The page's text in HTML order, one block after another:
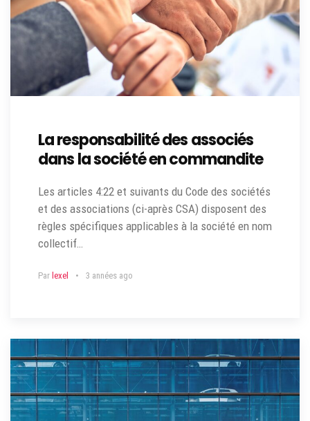
La responsabilité des associés
dans la société en commandite
Les articles 4:22 et suivants du Code des sociétés
et des associations (ci-après CSA) disposent des
règles spécifiques applicables à la société en nom
collectif…
Par lexel 3 années ago